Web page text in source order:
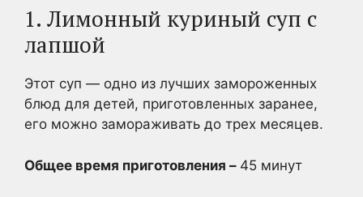
1. Лимонный куриный суп с
лапшой
Этот суп — одно из лучших замороженных
блюд для детей, приготовленных заранее,
его можно замораживать до трех месяцев.
Общее время приготовления – 45 минут